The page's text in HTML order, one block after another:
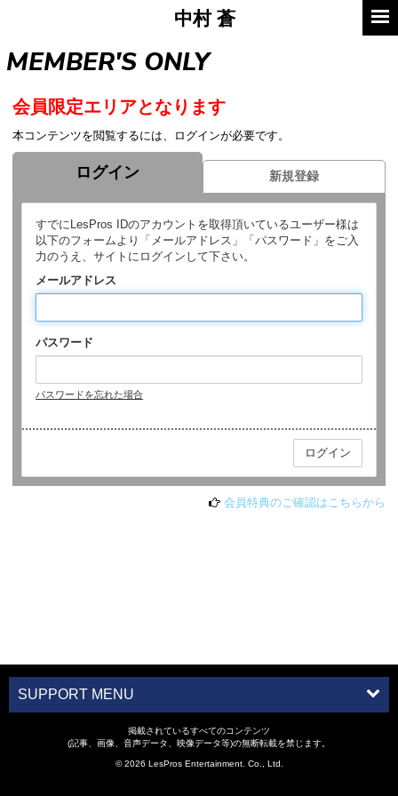
中村 蒼
MEMBER'S ONLY
会員限定エリアとなります
本コンテンツを閲覧するには、ログインが必要です。
ログイン 新規登録
すでにLesPros IDのアカウントを取得頂いているユーザー様は
以下のフォームより「メールアドレス」「パスワード」をご入
力のうえ、サイトにログインして下さい。
メールアドレス
パスワード
パスワードを忘れた場合
会員特典のご確認はこちらから
SUPPORT MENU
掲載されているすべてのコンテンツ
(記事、画像、音声データ、映像データ等)の無断転載を禁じます。
© 2026 LesPros Entertainment. Co., Ltd.